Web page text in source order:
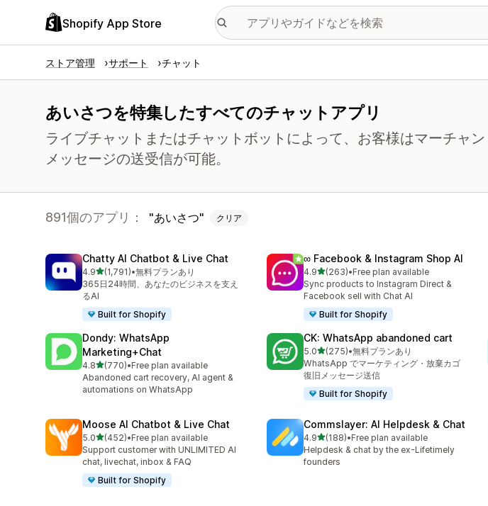
Shopify App Store
ストア管理 サポート チャット
あいさつを特集したすべてのチャットアプリ
ライブチャットまたはチャットボットによって、お客様はマーチャ
メッセージの送受信が可能。
891個のアプリ： あいさつ クリア
Chatty AI Chatbot & Live Chat
4.95つ星中
(1,791)
合計レビュー数：1791件
•無料プランあり
365日24時間、あなたのビジネスを支え
るAI
Built for Shopify
∞ Facebook & Instagram Shop AI
4.95つ星中
(263)
合計レビュー数：263件
•Free plan available
Sync products to Instagram Direct &
Facebook sell with Chat AI
Built for Shopify
Dondy: WhatsApp
Marketing+Chat
4.85つ星中
(770)
合計レビュー数：770件
•Free plan available
Abandoned cart recovery, AI agent &
automations on WhatsApp
CK: WhatsApp abandoned cart
5.05つ星中
(275)
合計レビュー数：275件
•無料プランあり
WhatsApp でマーケティング・放棄カゴ
復旧メッセージ送信
Built for Shopify
Moose AI Chatbot & Live Chat
5.05つ星中
(452)
合計レビュー数：452件
•Free plan available
Support customer with UNLIMITED AI
chat, livechat, inbox & FAQ
Built for Shopify
Commslayer: AI Helpdesk & Chat
4.95つ星中
(188)
合計レビュー数：188件
•Free plan available
Helpdesk & chat by the ex-Lifetimely
founders